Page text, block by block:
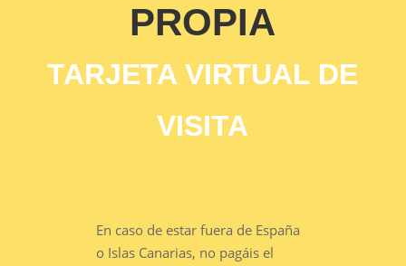
PROPIA
TARJETA VIRTUAL DE
VISITA
En caso de estar fuera de España
o Islas Canarias, no pagáis el